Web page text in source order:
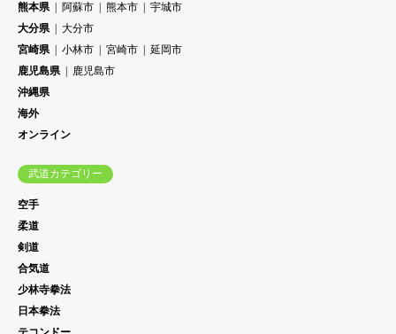
熊本県
阿蘇市 熊本市
宇城市
大分県
大分市
宮崎県
小林市 宮崎市
延岡市
鹿児島県
鹿児島市
沖縄県
海外
オンライン
武道カテゴリー
空手
柔道
剣道
合気道
少林寺拳法
日本拳法